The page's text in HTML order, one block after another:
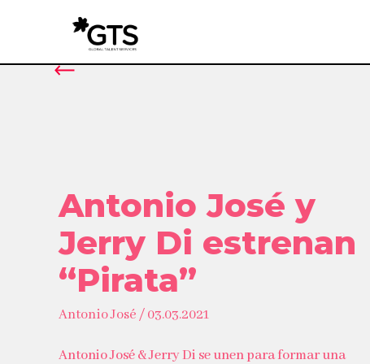
Antonio José y
Jerry Di estrenan
“Pirata”
Antonio José / 03.03.2021
Antonio José & Jerry Di se unen para formar una